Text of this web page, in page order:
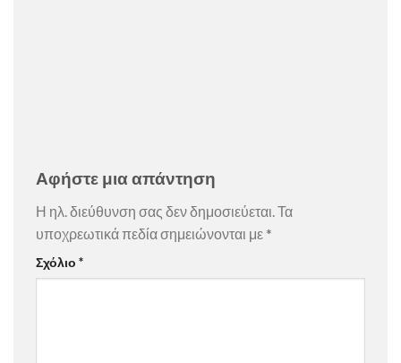
Αφήστε μια απάντηση
Η ηλ. διεύθυνση σας δεν δημοσιεύεται.Τα
υποχρεωτικά πεδία σημειώνονται με *
Σχόλιο *